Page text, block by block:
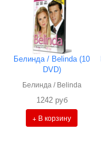
Белинда / Belinda (10
DVD)
Белинда / Belinda
1242 руб
+ В корзину